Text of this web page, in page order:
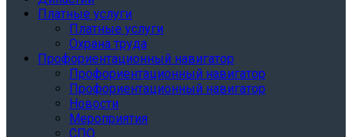
Платные услуги
Платные услуги
Охрана труда
Профориентационный навигатор
Профориентационный навигатор
Профориентационный навигатор
Новости
Мероприятия
СПО